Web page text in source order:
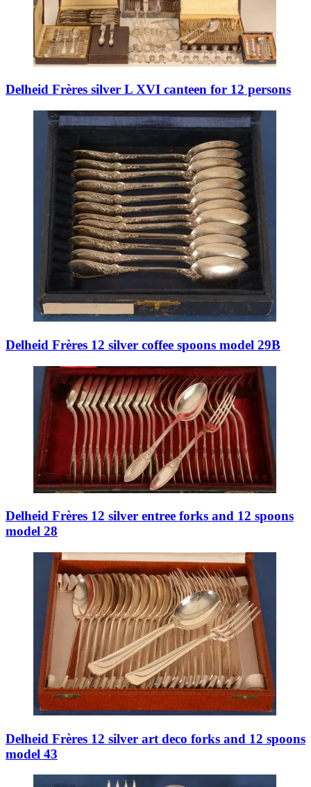
Delheid Frères silver L XVI canteen for 12 persons
Delheid Frères 12 silver coffee spoons model 29B
Delheid Frères 12 silver entree forks and 12 spoons
model 28
Delheid Frères 12 silver art deco forks and 12 spoons
model 43